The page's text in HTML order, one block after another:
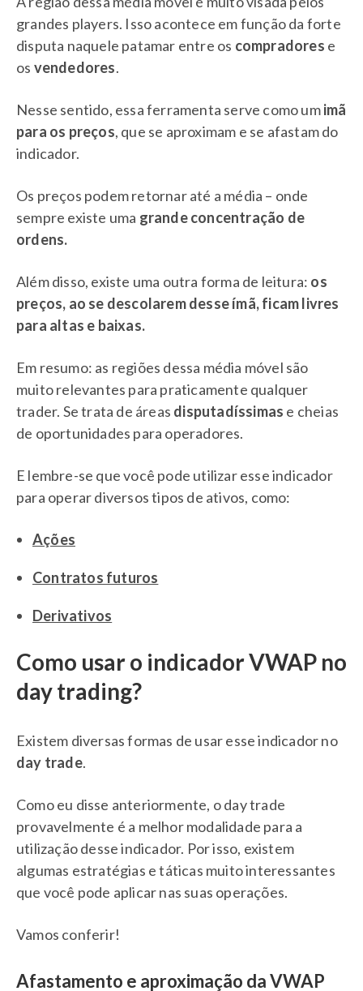
grandes players. Isso acontece em função da forte
disputa naquele patamar entre os compradores e
os vendedores.
Nesse sentido, essa ferramenta serve como umimã
para os preços, que se aproximam e se afastam do
indicador.
Os preços podem retornar até a média – onde
sempre existe uma grande concentração de
ordens.
Além disso, existe uma outra forma de leitura: os
preços, ao se descolarem desse ímã, ficam livres
para altas e baixas.
Em resumo: as regiões dessa média móvel são
muito relevantes para praticamente qualquer
trader. Se trata de áreas disputadíssimas e cheias
de oportunidades para operadores.
E lembre-se que você pode utilizar esse indicador
para operar diversos tipos de ativos, como:
Ações
Contratos futuros
Derivativos
Como usar o indicador VWAP no
day trading?
Existem diversas formas de usar esse indicador no
day trade.
Como eu disse anteriormente, o day trade
provavelmente é a melhor modalidade para a
utilização desse indicador. Por isso, existem
algumas estratégias e táticas muito interessantes
que você pode aplicar nas suas operações.
Vamos conferir!
Afastamento e aproximação da VWAP